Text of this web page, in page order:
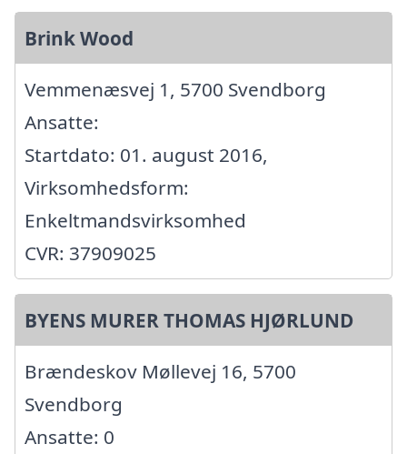
Brink Wood
Vemmenæsvej 1, 5700 Svendborg
Ansatte:
Startdato: 01. august 2016,
Virksomhedsform:
Enkeltmandsvirksomhed
CVR: 37909025
BYENS MURER THOMAS HJØRLUND
Brændeskov Møllevej 16, 5700
Svendborg
Ansatte: 0